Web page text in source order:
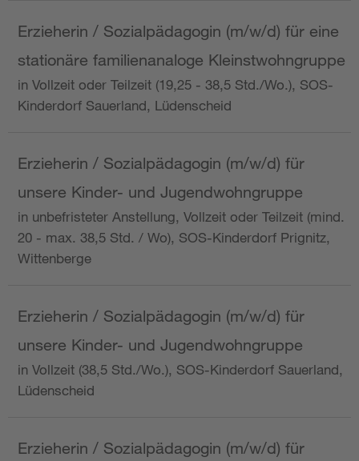
Erzieherin / Sozialpädagogin (m/w/d) für eine
stationäre familienanaloge Kleinstwohngruppe
in Vollzeit oder Teilzeit (19,25 - 38,5 Std./Wo.), SOS-
Kinderdorf Sauerland, Lüdenscheid
Erzieherin / Sozialpädagogin (m/w/d) für
unsere Kinder- und Jugendwohngruppe
in unbefristeter Anstellung, Vollzeit oder Teilzeit (mind.
20 - max. 38,5 Std. / Wo), SOS-Kinderdorf Prignitz,
Wittenberge
Erzieherin / Sozialpädagogin (m/w/d) für
unsere Kinder- und Jugendwohngruppe
in Vollzeit (38,5 Std./Wo.), SOS-Kinderdorf Sauerland,
Lüdenscheid
Erzieherin / Sozialpädagogin (m/w/d) für